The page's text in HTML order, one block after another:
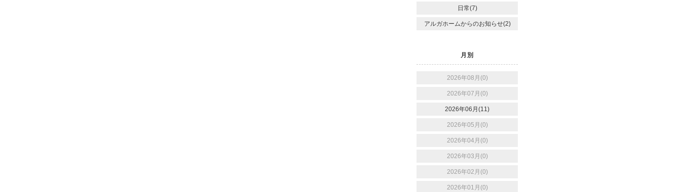
日常(7)
アルガホームからのお知らせ(2)
月別
2026年08月(0)
2026年07月(0)
2026年06月(11)
2026年05月(0)
2026年04月(0)
2026年03月(0)
2026年02月(0)
2026年01月(0)